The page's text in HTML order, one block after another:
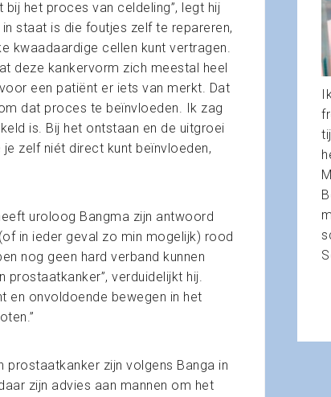
het proces van celdeling”, legt hij
staat is die foutjes zelf te repareren,
kwaadaardige cellen kunt vertragen.
deze kankervorm zich meestal heel
een patiënt er iets van merkt. Dat
dat proces te beïnvloeden. Ik zag
is. Bij het ontstaan en de uitgroei
zelf niét direct kunt beïnvloeden,
uroloog Bangma zijn antwoord
in ieder geval zo min mogelijk) rood
nog geen hard verband kunnen
verduidelijkt hij.
en onvoldoende bewegen in het
zijn volgens Banga in
zijn advies aan mannen om het